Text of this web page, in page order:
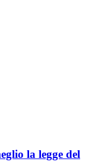
la legge del